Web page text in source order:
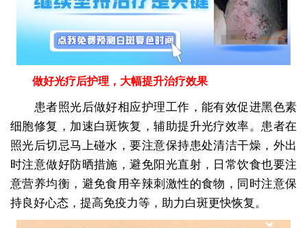
做好光疗后护理，大幅提升治疗效果
患者照光后做好相应护理工作，能有效促进黑色素
细胞修复，加速白斑恢复，辅助提升光疗效率。患者在
照光后切忌马上碰水，要注意保持患处清洁干燥，外出
时注意做好防晒措施，避免阳光直射，日常饮食也要注
意营养均衡，避免食用辛辣刺激性的食物，同时注意保
持良好心态，提高免疫力等，助力白斑更快恢复。